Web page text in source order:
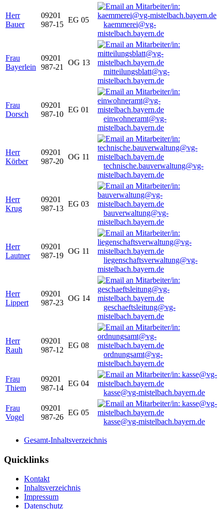
Herr
Bauer
09201
987-15
EG 05
kaemmerei@vg-
mistelbach.bayern.de
Frau
Bayerlein
09201
987-21
OG 13
mitteilungsblatt@vg-
mistelbach.bayern.de
Frau
Dorsch
09201
987-10
EG 01
einwohneramt@vg-
mistelbach.bayern.de
Herr
Körber
09201
987-20
OG 11
technische.bauverwaltung@vg-
mistelbach.bayern.de
Herr
Krug
09201
987-13
EG 03
bauverwaltung@vg-
mistelbach.bayern.de
Herr
Lautner
09201
987-19
OG 11
liegenschaftsverwaltung@vg-
mistelbach.bayern.de
Herr
Lippert
09201
987-23
OG 14
geschaeftsleitung@vg-
mistelbach.bayern.de
Herr
Rauh
09201
987-12
EG 08
ordnungsamt@vg-
mistelbach.bayern.de
Frau
Thiem
09201
987-14
EG 04
kasse@vg-mistelbach.bayern.de
Frau
Vogel
09201
987-26
EG 05
kasse@vg-mistelbach.bayern.de
Gesamt-Inhaltsverzeichnis
Quicklinks
Kontakt
Inhaltsverzeichnis
Impressum
Datenschutz